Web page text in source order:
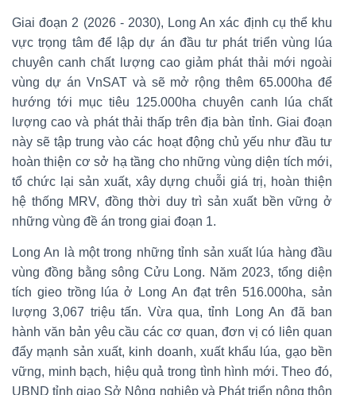
Giai đoạn 2 (2026 - 2030), Long An xác định cụ thể khu
vực trọng tâm để lập dự án đầu tư phát triển vùng lúa
chuyên canh chất lượng cao giảm phát thải mới ngoài
vùng dự án VnSAT và sẽ mở rộng thêm 65.000ha để
hướng tới mục tiêu 125.000ha chuyên canh lúa chất
lượng cao và phát thải thấp trên địa bàn tỉnh. Giai đoạn
này sẽ tập trung vào các hoạt động chủ yếu như đầu tư
hoàn thiện cơ sở hạ tầng cho những vùng diện tích mới,
tổ chức lại sản xuất, xây dựng chuỗi giá trị, hoàn thiện
hệ thống MRV, đồng thời duy trì sản xuất bền vững ở
những vùng đề án trong giai đoạn 1.
Long An là một trong những tỉnh sản xuất lúa hàng đầu
vùng đồng bằng sông Cửu Long. Năm 2023, tổng diện
tích gieo trồng lúa ở Long An đạt trên 516.000ha, sản
lượng 3,067 triệu tấn. Vừa qua, tỉnh Long An đã ban
hành văn bản yêu cầu các cơ quan, đơn vị có liên quan
đẩy mạnh sản xuất, kinh doanh, xuất khẩu lúa, gạo bền
vững, minh bạch, hiệu quả trong tình hình mới. Theo đó,
UBND tỉnh giao Sở Nông nghiệp và Phát triển nông thôn